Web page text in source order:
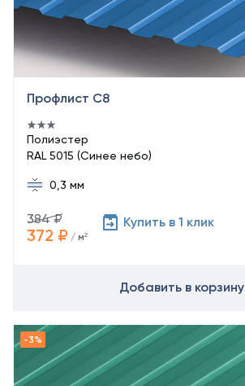
Профлист С8
Полиэстер
RAL 5015 (Синее небо)
0,3 мм
384 ₽
372 ₽ / м²
Купить в 1 клик
Добавить в корзину